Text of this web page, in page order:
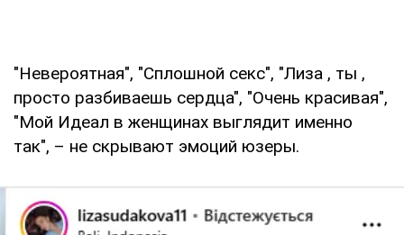
"Невероятная", "Сплошной секс", "Лиза , ты ,
просто разбиваешь сердца", "Очень красивая",
"Мой Идеал в женщинах выглядит именно
так", – не скрывают эмоций юзеры.